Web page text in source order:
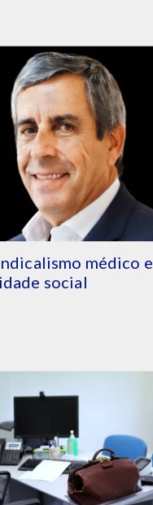
médico e
social